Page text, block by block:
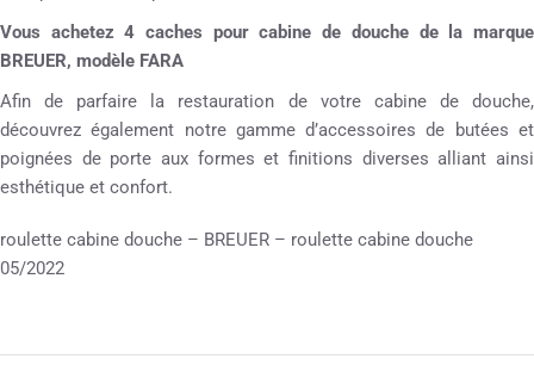
Vous achetez 4 caches pour cabine de douche de la marque
BREUER, modèle FARA
Afin de parfaire la restauration de votre cabine de douche,
découvrez également notre gamme d’accessoires de butées et
poignées de porte aux formes et finitions diverses alliant ainsi
esthétique et confort.
roulette cabine douche – BREUER – roulette cabine douche
05/2022